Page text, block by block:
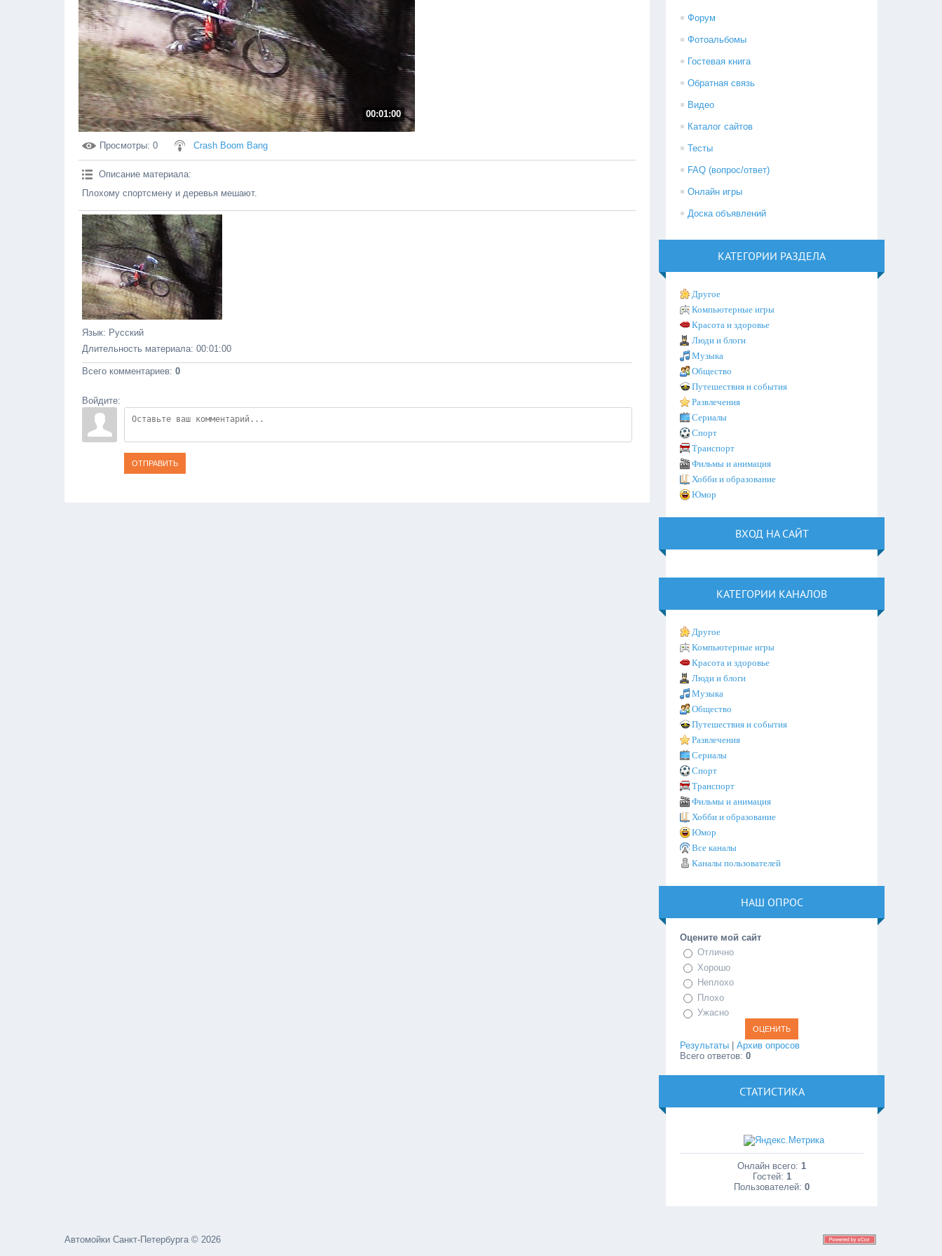
00:01:00
Просмотры: 0 Crash Boom Bang
Описание материала:
Плохому спортсмену и деревья мешают.
Язык: Русский
Длительность материала: 00:01:00
Всего комментариев: 0
Войдите:
ОТПРАВИТЬ
Форум
Фотоальбомы
Гостевая книга
Обратная связь
Видео
Каталог сайтов
Тесты
FAQ (вопрос/ответ)
Онлайн игры
Доска объявлений
КАТЕГОРИИ РАЗДЕЛА
Другое
Компьютерные игры
Красота и здоровье
Люди и блоги
Музыка
Общество
Путешествия и события
Развлечения
Сериалы
Спорт
Транспорт
Фильмы и анимация
Хобби и образование
Юмор
ВХОД НА САЙТ
КАТЕГОРИИ КАНАЛОВ
Другое
Компьютерные игры
Красота и здоровье
Люди и блоги
Музыка
Общество
Путешествия и события
Развлечения
Сериалы
Спорт
Транспорт
Фильмы и анимация
Хобби и образование
Юмор
Все каналы
Каналы пользователей
НАШ ОПРОС
Оцените мой сайт
Отлично
Хорошо
Неплохо
Плохо
Ужасно
Результаты |Архив опросов
Всего ответов:0
СТАТИСТИКА
Онлайн всего: 1
Гостей: 1
Пользователей:0
Автомойки Санкт-Петербурга © 2026